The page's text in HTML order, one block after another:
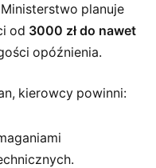
planuje
od 3000 zł do nawet
opóźnienia.
kierowcy powinni: